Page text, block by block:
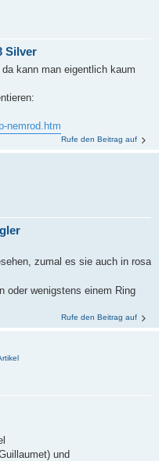
Silver
kann man eigentlich kaum
nemrod.htm
Rufe den Beitrag auf
zumal es sie auch in rosa
oder wenigstens einem Ring
Rufe den Beitrag auf
und